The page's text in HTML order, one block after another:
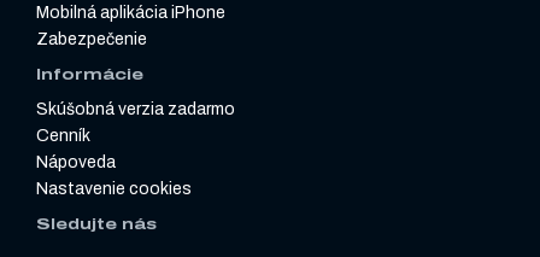
Mobilná aplikácia iPhone
Zabezpečenie
Informácie
Skúšobná verzia zadarmo
Cenník
Nápoveda
Nastavenie cookies
Sledujte nás